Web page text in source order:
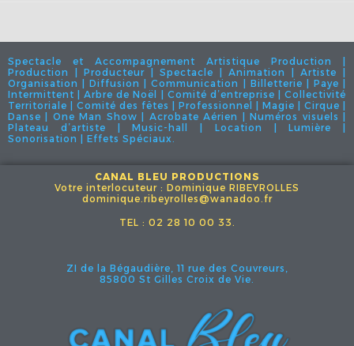
Spectacle et Accompagnement Artistique Production |
Production | Producteur | Spectacle | Animation | Artiste |
Organisation | Diffusion | Communication | Billetterie | Paye |
Intermittent | Arbre de Noël | Comité d’entreprise | Collectivité
Territoriale | Comité des fêtes | Professionnel | Magie | Cirque |
Danse | One Man Show | Acrobate Aérien | Numéros visuels |
Plateau d’artiste | Music-hall | Location | Lumière |
Sonorisation | Effets Spéciaux.
CANAL BLEU PRODUCTIONS
Votre interlocuteur : Dominique RIBEYROLLES
dominique.ribeyrolles@wanadoo.fr
TEL : 02 28 10 00 33.
ZI de la Bégaudière, 11 rue des Couvreurs,
85800 St Gilles Croix de Vie.